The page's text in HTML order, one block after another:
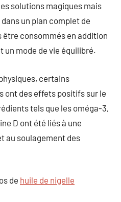
solutions magiques mais
un plan complet de
être consommés en addition
un mode de vie équilibré.
certains
ont des effets positifs sur le
tels que les oméga-3,
D ont été liés à une
au soulagement des
de huile de nigelle